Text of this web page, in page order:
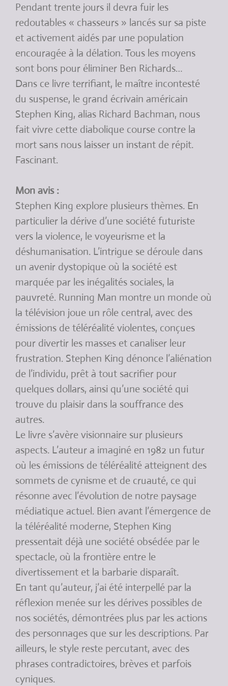
Pendant trente jours il devra fuir les
redoutables « chasseurs » lancés sur sa piste
et activement aidés par une population
encouragée à la délation. Tous les moyens
sont bons pour éliminer Ben Richards…
Dans ce livre terrifiant, le maître incontesté
du suspense, le grand écrivain américain
Stephen King, alias Richard Bachman, nous
fait vivre cette diabolique course contre la
mort sans nous laisser un instant de répit.
Fascinant.
Mon avis :
Stephen King explore plusieurs thèmes. En
particulier la dérive d’une société futuriste
vers la violence, le voyeurisme et la
déshumanisation. L’intrigue se déroule dans
un avenir dystopique où la société est
marquée par les inégalités sociales, la
pauvreté. Running Man montre un monde où
la télévision joue un rôle central, avec des
émissions de téléréalité violentes, conçues
pour divertir les masses et canaliser leur
frustration. Stephen King dénonce l’aliénation
de l’individu, prêt à tout sacrifier pour
quelques dollars, ainsi qu’une société qui
trouve du plaisir dans la souffrance des
autres.
Le livre s’avère visionnaire sur plusieurs
aspects. L’auteur a imaginé en 1982 un futur
où les émissions de téléréalité atteignent des
sommets de cynisme et de cruauté, ce qui
résonne avec l’évolution de notre paysage
médiatique actuel. Bien avant l’émergence de
la téléréalité moderne, Stephen King
pressentait déjà une société obsédée par le
spectacle, où la frontière entre le
divertissement et la barbarie disparaît.
En tant qu’auteur, j’ai été interpellé par la
réflexion menée sur les dérives possibles de
nos sociétés, démontrées plus par les actions
des personnages que sur les descriptions. Par
ailleurs, le style reste percutant, avec des
phrases contradictoires, brèves et parfois
cyniques.